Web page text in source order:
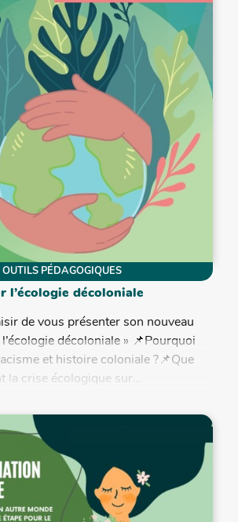
OUTILS PÉDAGOGIQUES
l’écologie décoloniale
de vous présenter son nouveau
décoloniale » 📌Pourquoi
et histoire coloniale ?📌Que
la crise écologique sur...